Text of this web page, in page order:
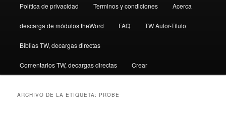
Política de privacidad Terminos y condiciones Acerca
descarga de módulos theWord FAQ TW Autor-Título
Biblias TW, decargas directas
Comentarios TW, decargas directas Crear
ARCHIVO DE LA ETIQUETA: PROBE